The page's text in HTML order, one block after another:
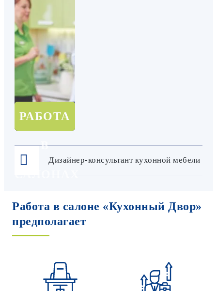
РАБОТА
В
САЛОНАХ
Дизайнер-консультант кухонной мебели
Работа в салоне «Кухонный Двор»
предполагает